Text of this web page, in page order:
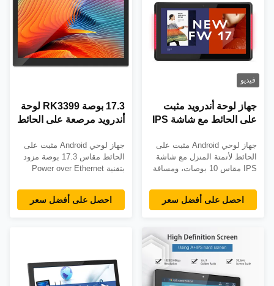
تخصيص OEM لتكامل
المستشفى.
فيديو
جهاز لوحة أندرويد مثبت
على الحائط مع شاشة IPS
Power للاتصال بالمنزل
الذكي
جهاز لوحي Android مثبت على
الحائط لأتمتة المنزل مع شاشة
IPS مقاس 10 بوصات، ومسافة
وضمان لمدة عامين. مثالي
للتحكم الذكي المركزي والموثوق
احصل على أفضل سعر
17.3 بوصة RK3399 لوحة
أندرويد مرصعة على الحائط
لمسة Full HD
جهاز لوحي Android مثبت على
الحائط مقاس 17.3 بوصة مزود
بتقنية Power over Ethernet
RK3399. مصمم للاستخدام
التجاري على مدار 24 ساعة
تخصيص OEM شاملة.
احصل على أفضل سعر